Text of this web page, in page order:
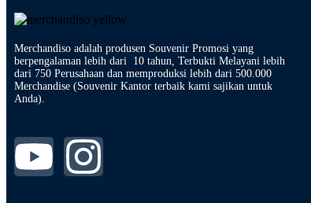
Merchandiso adalah produsen Souvenir Promosi yang
berpengalaman lebih dari 10 tahun, Terbukti Melayani lebih
dari 750 Perusahaan dan memproduksi lebih dari 500.000
Merchandise (Souvenir Kantor terbaik kami sajikan untuk
Anda).